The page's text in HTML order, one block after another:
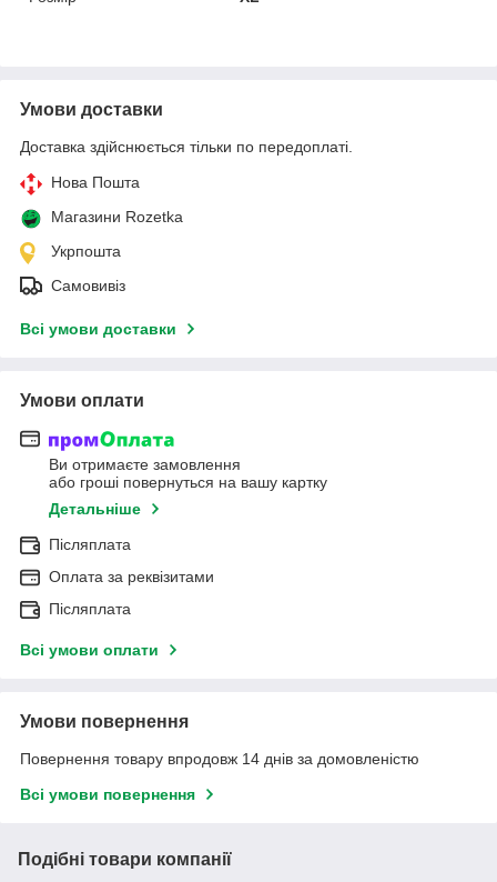
Умови доставки
Доставка здійснюється тільки по передоплаті.
Нова Пошта
Магазини Rozetka
Укрпошта
Самовивіз
Всі умови доставки
Умови оплати
Ви отримаєте замовлення
або гроші повернуться на вашу картку
Детальніше
Післяплата
Оплата за реквізитами
Післяплата
Всі умови оплати
Умови повернення
Повернення товару впродовж 14 днів за домовленістю
Всі умови повернення
Подібні товари компанії